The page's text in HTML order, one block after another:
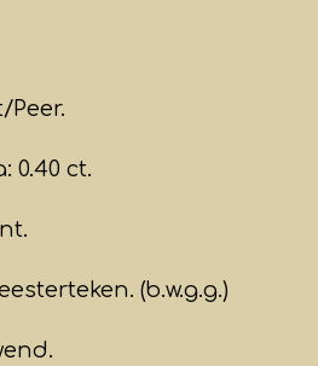
Peer.
0.40 ct.
(b.w.g.g.)